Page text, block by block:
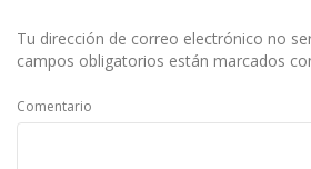
Tu dirección de correo electrónico no
campos obligatorios están marcados
Comentario